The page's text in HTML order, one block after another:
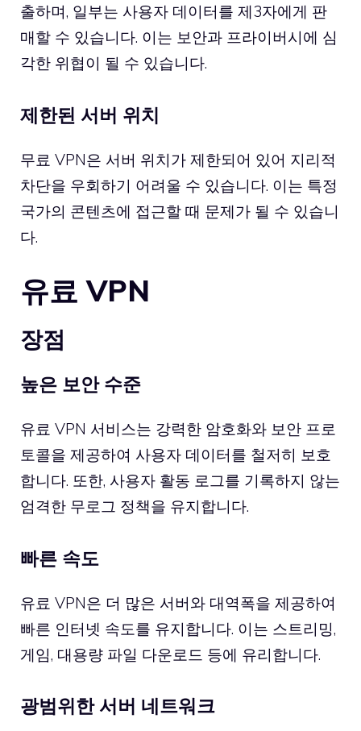
출하며, 일부는 사용자 데이터를 제3자에게 판
매할 수 있습니다. 이는 보안과 프라이버시에 심
각한 위협이 될 수 있습니다.
제한된 서버 위치
무료 VPN은 서버 위치가 제한되어 있어 지리적
차단을 우회하기 어려울 수 있습니다. 이는 특정
국가의 콘텐츠에 접근할 때 문제가 될 수 있습니
다.
유료 VPN
장점
높은 보안 수준
유료 VPN 서비스는 강력한 암호화와 보안 프로
토콜을 제공하여 사용자 데이터를 철저히 보호
합니다. 또한, 사용자 활동 로그를 기록하지 않는
엄격한 무로그 정책을 유지합니다.
빠른 속도
유료 VPN은 더 많은 서버와 대역폭을 제공하여
빠른 인터넷 속도를 유지합니다. 이는 스트리밍,
게임, 대용량 파일 다운로드 등에 유리합니다.
광범위한 서버 네트워크